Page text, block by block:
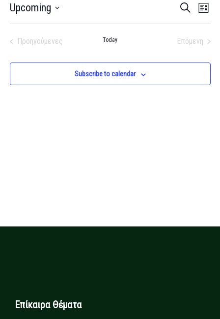
Search
and
Αναζήτηση
List
Upcoming
Select
Προηγούμενες
Today
Επόμενη
Subscribe to calendar
Επίκαιρα Θέματα